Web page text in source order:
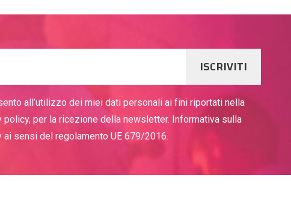
ISCRIVITI
all’utilizzo dei miei dati personali ai fini riportati nella
policy, per la ricezione della newsletter. Informativa sulla
ai sensi del regolamento UE 679/2016.